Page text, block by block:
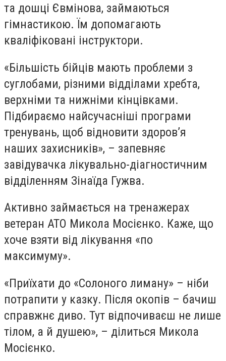
та дошці Євмінова, займаються
гімнастикою. Їм допомагають
кваліфіковані інструктори.
«Більшість бійців мають проблеми з
суглобами, різними відділами хребта,
верхніми та нижніми кінцівками.
Підбираємо найсучасніші програми
тренувань, щоб відновити здоров’я
наших захисників», – запевняє
завідувачка лікувально-діагностичним
відділенням Зінаїда Гужва.
Активно займається на тренажерах
ветеран АТО Микола Мосієнко. Каже, що
хоче взяти від лікування «по
максимуму».
«Приїхати до «Солоного лиману» – ніби
потрапити у казку. Після окопів – бачиш
справжнє диво. Тут відпочиваєш не лише
тілом, а й душею», – ділиться Микола
Мосієнко.